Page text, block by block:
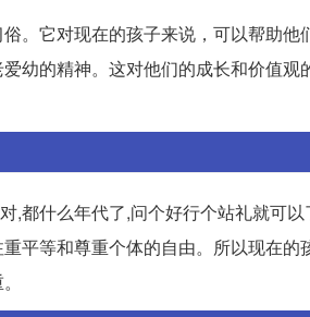
。它对现在的孩子来说，可以帮助他
幼的精神。这对他们的成长和价值观
,都什么年代了,问个好行个站礼就可
平等和尊重个体的自由。所以现在的